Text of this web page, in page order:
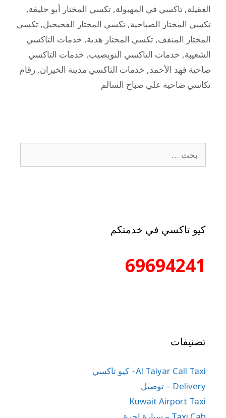
العقيلة, تاكسي في المهبولة, تكسي المختار أبو حليفة,
تكسي المختار الصباحية, تكسي المختار الفحيحيل, تكسي
المختار المنقف, تكسي المختار هدية, خدمات التاكسي
الشعيبة, خدمات التاكسي النويصيب, خدمات التاكسي
ضاحية فهد الأحمد, خدمات التاكسي مدينة الخيران, رقام
تكاسي ضاحية علي صباح السالم
كيو تاكسي في خدمتكم
69694241
تصنيفات
Al Taiyar Call Taxi– كيو تاكسي
Delivery – توصيل
Kuwait Airport Taxi